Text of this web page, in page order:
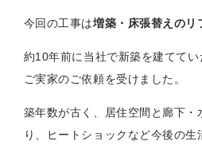
今回の工事は増築・床張替えのリ
約10年前に当社で新築を建てて
ご実家のご依頼を受けました。
築年数が古く、居住空間と廊下・
り、ヒートショックなど今後の